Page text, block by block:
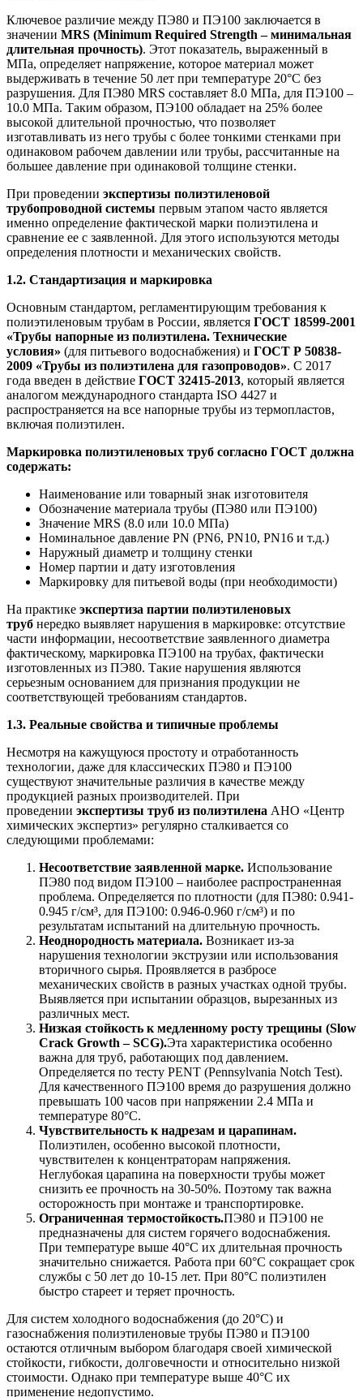
Ключевое различие между ПЭ80 и ПЭ100 заключается в
значении MRS (Minimum Required Strength – минимальная
длительная прочность). Этот показатель, выраженный в
МПа, определяет напряжение, которое материал может
выдерживать в течение 50 лет при температуре 20°C без
разрушения. Для ПЭ80 MRS составляет 8.0 МПа, для ПЭ100 –
10.0 МПа. Таким образом, ПЭ100 обладает на 25% более
высокой длительной прочностью, что позволяет
изготавливать из него трубы с более тонкими стенками при
одинаковом рабочем давлении или трубы, рассчитанные на
большее давление при одинаковой толщине стенки.
При проведении экспертизы полиэтиленовой
трубопроводной системы первым этапом часто является
именно определение фактической марки полиэтилена и
сравнение ее с заявленной. Для этого используются методы
определения плотности и механических свойств.
1.2. Стандартизация и маркировка
Основным стандартом, регламентирующим требования к
полиэтиленовым трубам в России, является ГОСТ 18599-2001
«Трубы напорные из полиэтилена. Технические
условия» (для питьевого водоснабжения) и ГОСТ Р 50838-
2009 «Трубы из полиэтилена для газопроводов». С 2017
года введен в действие ГОСТ 32415-2013, который является
аналогом международного стандарта ISO 4427 и
распространяется на все напорные трубы из термопластов,
включая полиэтилен.
Маркировка полиэтиленовых труб согласно ГОСТ должна
содержать:
Наименование или товарный знак изготовителя
Обозначение материала трубы (ПЭ80 или ПЭ100)
Значение MRS (8.0 или 10.0 МПа)
Номинальное давление PN (PN6, PN10, PN16 и т.д.)
Наружный диаметр и толщину стенки
Номер партии и дату изготовления
Маркировку для питьевой воды (при необходимости)
На практике экспертиза партии полиэтиленовых
труб нередко выявляет нарушения в маркировке: отсутствие
части информации, несоответствие заявленного диаметра
фактическому, маркировка ПЭ100 на трубах, фактически
изготовленных из ПЭ80. Такие нарушения являются
серьезным основанием для признания продукции не
соответствующей требованиям стандартов.
1.3. Реальные свойства и типичные проблемы
Несмотря на кажущуюся простоту и отработанность
технологии, даже для классических ПЭ80 и ПЭ100
существуют значительные различия в качестве между
продукцией разных производителей. При
проведении экспертизы труб из полиэтилена АНО «Центр
химических экспертиз» регулярно сталкивается со
следующими проблемами:
Несоответствие заявленной марке. Использование
ПЭ80 под видом ПЭ100 – наиболее распространенная
проблема. Определяется по плотности (для ПЭ80: 0.941-
0.945 г/см³, для ПЭ100: 0.946-0.960 г/см³) и по
результатам испытаний на длительную прочность.
Неоднородность материала. Возникает из-за
нарушения технологии экструзии или использования
вторичного сырья. Проявляется в разбросе
механических свойств в разных участках одной трубы.
Выявляется при испытании образцов, вырезанных из
различных мест.
Низкая стойкость к медленному росту трещины (Slow
Crack Growth – SCG).Эта характеристика особенно
важна для труб, работающих под давлением.
Определяется по тесту PENT (Pennsylvania Notch Test).
Для качественного ПЭ100 время до разрушения должно
превышать 100 часов при напряжении 2.4 МПа и
температуре 80°C.
Чувствительность к надрезам и царапинам.
Полиэтилен, особенно высокой плотности,
чувствителен к концентраторам напряжения.
Неглубокая царапина на поверхности трубы может
снизить ее прочность на 30-50%. Поэтому так важна
осторожность при монтаже и транспортировке.
Ограниченная термостойкость.ПЭ80 и ПЭ100 не
предназначены для систем горячего водоснабжения.
При температуре выше 40°C их длительная прочность
значительно снижается. Работа при 60°C сокращает срок
службы с 50 лет до 10-15 лет. При 80°C полиэтилен
быстро стареет и теряет прочность.
Для систем холодного водоснабжения (до 20°C) и
газоснабжения полиэтиленовые трубы ПЭ80 и ПЭ100
остаются отличным выбором благодаря своей химической
стойкости, гибкости, долговечности и относительно низкой
стоимости. Однако при температуре выше 40°C их
применение недопустимо.